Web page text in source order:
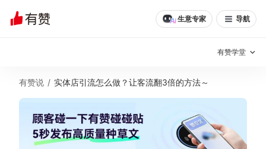
生意专家 导航
有赞学堂
私域日历 增长方法
有赞说案例拆解 有赞专家说
有赞说 / 实体店引流怎么做？让客流翻3倍的方法～